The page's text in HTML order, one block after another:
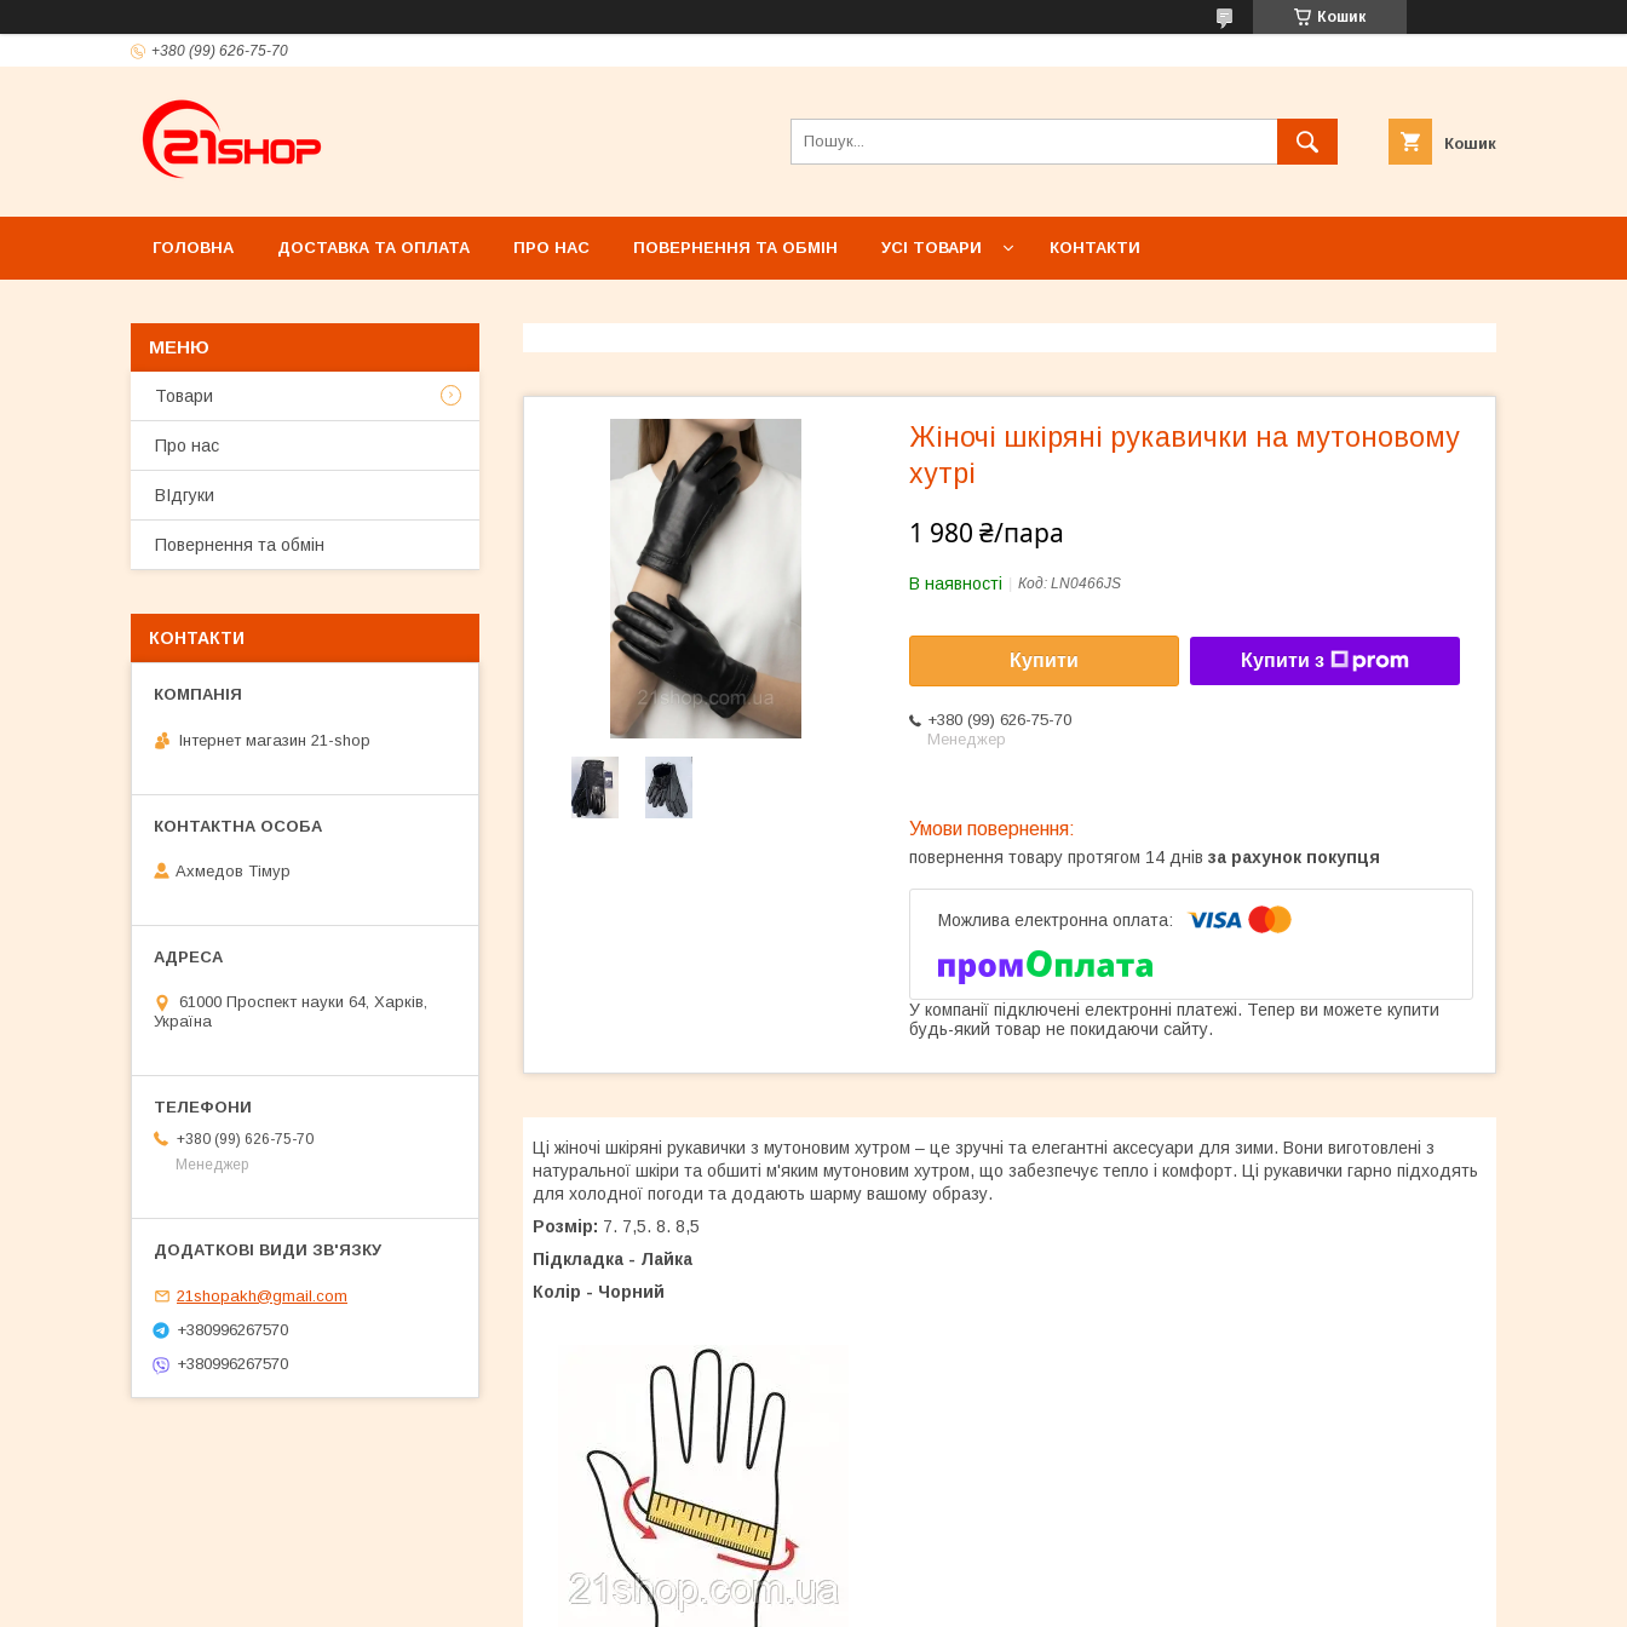
Кошик
+380 (99) 626-75-70
Кошик
ГОЛОВНА ДОСТАВКА ТА ОПЛАТА ПРО НАС ПОВЕРНЕННЯ ТА ОБМІН УСІ ТОВАРИ КОНТАКТИ
Жіночі шкіряні рукавички на мутоновому
хутрі
1 980 ₴/пара
В наявності Код: LN0466JS
Купити Купити з
+380 (99) 626-75-70
Менеджер
повернення товару протягом 14 днів за рахунок покупця
У компанії підключені електронні платежі. Тепер ви можете купити
будь-який товар не покидаючи сайту.
Ці жіночі шкіряні рукавички з мутоновим хутром – це зручні та елегантні аксесуари для зими. Вони виготовлені з
натуральної шкіри та обшиті м'яким мутоновим хутром, що забезпечує тепло і комфорт. Ці рукавички гарно підходять
для холодної погоди та додають шарму вашому образу.
Розмір: 7. 7,5. 8. 8,5
Підкладка - Лайка
Колір - Чорний
Товари
Про нас
ВІдгуки
Повернення та обмін
КОНТАКТИ
Інтернет магазин 21-shop
Ахмедов Тімур
61000 Проспект науки 64, Харків,
Україна
+380 (99) 626-75-70
Менеджер
21shopakh@gmail.com
+380996267570
+380996267570